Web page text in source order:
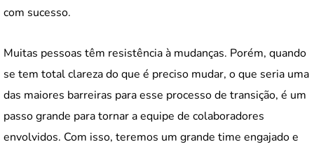
com sucesso.
Muitas pessoas têm resistência à mudanças. Porém, quando
se tem total clareza do que é preciso mudar, o que seria uma
das maiores barreiras para esse processo de transição, é um
passo grande para tornar a equipe de colaboradores
envolvidos. Com isso, teremos um grande time engajado e